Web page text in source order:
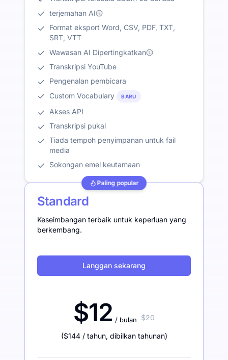
terjemahan AI
Format eksport Word, CSV, PDF, TXT,
SRT, VTT
Wawasan AI Dipertingkatkan
Transkripsi YouTube
Pengenalan pembicara
Custom Vocabulary
BARU
Akses API
Transkripsi pukal
Tiada tempoh penyimpanan untuk fail
media
Sokongan emel keutamaan
Paling popular
Standard
Keseimbangan terbaik untuk keperluan yang
berkembang.
Langgan sekarang
$12 / bulan $20
($144 / tahun, dibilkan tahunan)